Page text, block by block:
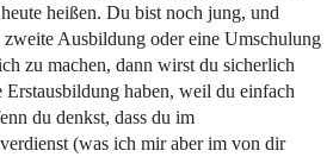
heißen. Du bist noch jung, und
Ausbildung oder eine Umschulung
zu machen, dann wirst du sicherlich
haben, weil du einfach
du denkst, dass du im
(was ich mir aber im von dir